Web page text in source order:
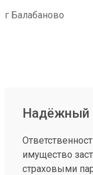
г Балабаново
Надёжный
имущество
страховыми